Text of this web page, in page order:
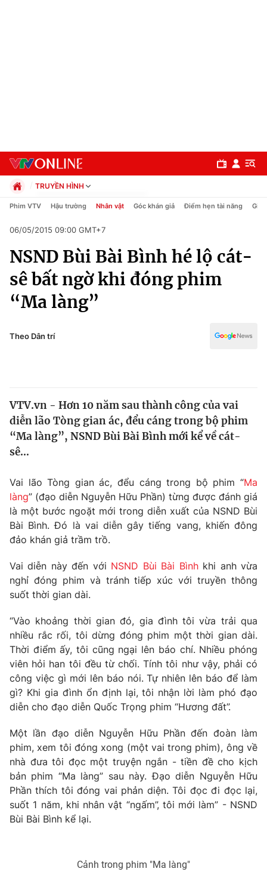
Chuyên mục
Chính trị
Xã hội
Pháp luật
Thế giới
Tin tức
Thế giới đó đây
Câu chuyện quốc tế
Kinh tế
Thị trường
Góc doanh nghiệp
Dữ liệu và đời sống
Truyền hình
Phim VTV
Hậu trường
Nhân vật
Giải sao mai
Giải trí
Điện ảnh
Âm nhạc
Sao
Đời sống
Làm đẹp
Chất lượng cuộc sống
Giáo dục
Tuyển sinh
Học trực tuyến
Công nghệ
Hitech Công nghệ tương lai
Sản phẩm
Tư vấn
Giao lưu trực tuyến
Chuyên mục khác
Emagazine Podcast
Photo
TRUYỀN HÌNH
Chính trị
Pháp luật
Kinh tế
Thể thao
Truyền hình
Văn hóa - Giải trí
Phim VTV Hậu trường Nhân vật Góc khán giả Điểm hẹn tài năng Giải
06/05/2015 09:00 GMT+7
NSND Bùi Bài Bình hé lộ cát-
sê bất ngờ khi đóng phim
“Ma làng”
Theo Dân trí
VTV.vn - Hơn 10 năm sau thành công của vai
diễn lão Tòng gian ác, đểu cáng trong bộ phim
“Ma làng”, NSND Bùi Bài Bình mới kể về cát-
sê…
Vai lão Tòng gian ác, đểu cáng trong bộ phim “Ma
làng” (đạo diễn Nguyễn Hữu Phần) từng được đánh giá
là một bước ngoặt mới trong diễn xuất của NSND Bùi
Bài Bình. Đó là vai diễn gây tiếng vang, khiến đông
đảo khán giả trầm trồ.
Vai diễn này đến với NSND Bùi Bài Bìnhkhi anh vừa
nghỉ đóng phim và tránh tiếp xúc với truyền thông
suốt thời gian dài.
“Vào khoảng thời gian đó, gia đình tôi vừa trải qua
nhiều rắc rối, tôi dừng đóng phim một thời gian dài.
Thời điểm ấy, tôi cũng ngại lên báo chí. Nhiều phóng
viên hỏi han tôi đều từ chối. Tính tôi như vậy, phải có
công việc gì mới lên báo nói. Tự nhiên lên báo để làm
gì? Khi gia đình ổn định lại, tôi nhận lời làm phó đạo
diễn cho đạo diễn Quốc Trọng phim “Hương đất”.
Một lần đạo diễn Nguyễn Hữu Phần đến đoàn làm
phim, xem tôi đóng xong (một vai trong phim), ông về
nhà đưa tôi đọc một truyện ngắn - tiền đề cho kịch
bản phim “Ma làng” sau này. Đạo diễn Nguyễn Hữu
Phần thích tôi đóng vai phản diện. Tôi đọc đi đọc lại,
suốt 1 năm, khi nhân vật “ngấm”, tôi mới làm” - NSND
Bùi Bài Bình kể lại.
Cảnh trong phim "Ma làng"